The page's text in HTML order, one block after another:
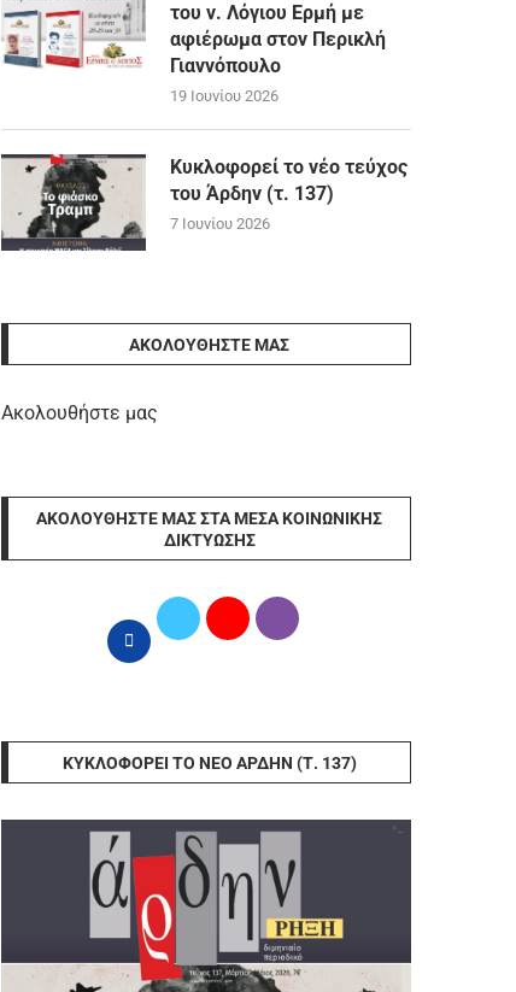
του ν. Λόγιου Ερμή με
αφιέρωμα στον Περικλή
Γιαννόπουλο
19 Ιουνίου 2026
Κυκλοφορεί το νέο τεύχος
του Άρδην (τ. 137)
7 Ιουνίου 2026
ΑΚΟΛΟΥΘΉΣΤΕ ΜΑΣ
Ακολουθήστε μας
ΑΚΟΛΟΥΘΉΣΤΕ ΜΑΣ ΣΤΑ ΜΈΣΑ ΚΟΙΝΩΝΙΚΉΣ
ΔΙΚΤΎΩΣΗΣ
ΚΥΚΛΟΦΟΡΕΊ ΤΟ ΝΈΟ ΆΡΔΗΝ (Τ. 137)